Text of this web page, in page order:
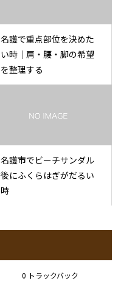
名護で重点部位を決めた
い時｜肩・腰・脚の希望
を整理する
名護市でビーチサンダル
後にふくらはぎがだるい
時
0 トラックバック